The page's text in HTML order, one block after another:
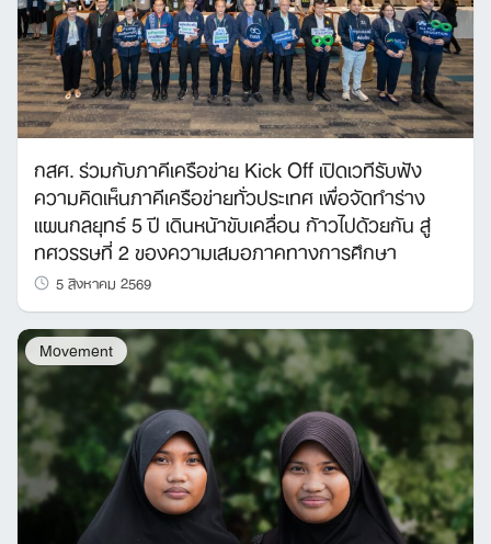
กสศ. ร่วมกับภาคีเครือข่าย Kick Off เปิดเวทีรับฟัง
ความคิดเห็นภาคีเครือข่ายทั่วประเทศ เพื่อจัดทำร่าง
แผนกลยุทธ์ 5 ปี เดินหน้าขับเคลื่อน ก้าวไปด้วยกัน สู่
ทศวรรษที่ 2 ของความเสมอภาคทางการศึกษา
5 สิงหาคม 2569
Movement